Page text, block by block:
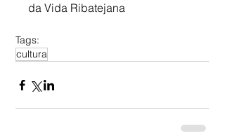
da Vida Ribatejana
Tags:
cultura